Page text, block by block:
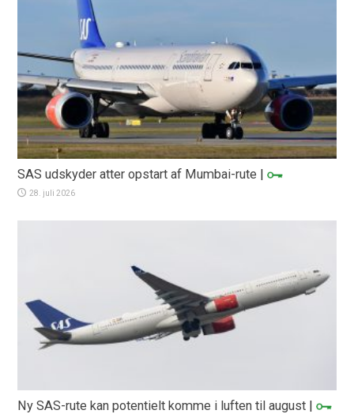
SAS udskyder atter opstart af Mumbai-rute |
28. juli 2026
Ny SAS-rute kan potentielt komme i luften til august |